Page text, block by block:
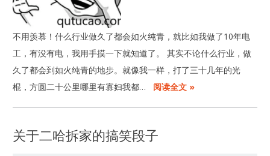
不用羡慕！什么行业做久了都会如火纯青，就比如我做了10年电
工，有没有电，我用手摸一下就知道了。 其实不论什么行业，做
久了都会到如火纯青的地步。就像我一样，打了三十几年的光
棍，方圆二十公里哪里有寡妇我都…
阅读全文 »
关于二哈拆家的搞笑段子